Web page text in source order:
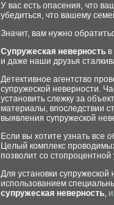
У вас есть опасения, что
убедиться, что вашему
Значит, вам нужно
Супружеская неверность в
и даже наши друзья
Детективное агентство
супружеской неверности.
установить слежку за
материалы, впоследствии
выявления супружеской
Если вы хотите узнать все
Целый комплекс
позволит со
Для установки
использованием
супружеская неверность,